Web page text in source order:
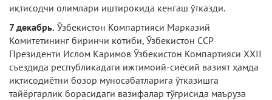
иқтисодчи олимлари иштирокида кенгаш ўтказди.
7 декабрь. Ўзбекистон Компартияси Марказий
Комитетининг биринчи котиби, Ўзбекистон ССР
Президенти Ислом Каримов Ўзбекистон Компартияси XXII
съездида республикадаги ижтимоий-сиёсий вазият ҳамда
иқтисодиётни бозор муносабатларига ўтказишга
тайёргарлик борасидаги вазифалар тўғрисида маъруза